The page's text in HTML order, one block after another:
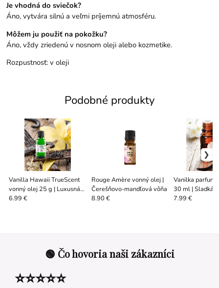
Je vhodná do sviečok?
Áno, vytvára silnú a veľmi príjemnú atmosféru.
Môžem ju použiť na pokožku?
Áno, vždy zriedenú v nosnom oleji alebo kozmetike.
Rozpustnosť: v oleji
Podobné produkty
Vanilla Hawaii TrueScent
vonný olej 25 g | Luxusná
vanilková vôňa
6.99 €
Rouge Amère vonný olej |
Čerešňovo-mandľová vôňa
8.90 €
Vanilka
30 ml | Sladká
vôňa
7.99 €
🟢 Čo hovoria naši zákazníci
⭐⭐⭐⭐⭐